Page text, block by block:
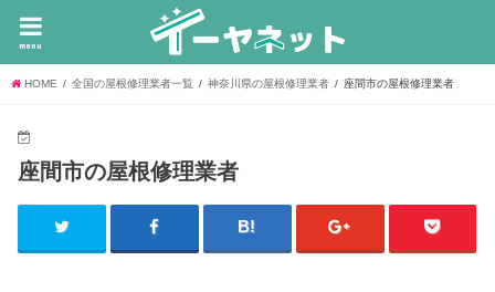
menu
HOME 全国の屋根修理業者一覧 神奈川県の屋根修理業者 座間市の屋根修理業者
座間市の屋根修理業者